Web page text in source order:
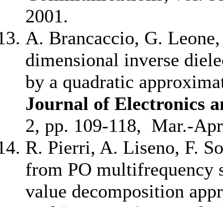
2001.
A. Brancaccio, G.
dimensional inverse
by a quadratic
Journal of Electronics
2, pp. 109-118, Mar.-
R. Pierri, A. Liseno, F.
from PO
value decomposition